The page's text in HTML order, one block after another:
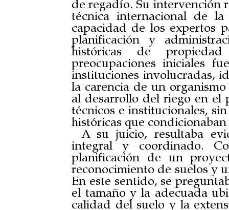
de regadío. Su intervención
técnica internacional de
capacidad de los expertos
planificación y
históricas de
preocupaciones iniciales
instituciones involucradas,
la carencia de un
al desarrollo del riego en el
técnicos e institucionales,
históricas que condicionaban
A su juicio, resultaba
integral y coordinado.
planificación de un
reconocimiento de suelos y
En este sentido, se
el tamaño y la adecuada
calidad del suelo y la